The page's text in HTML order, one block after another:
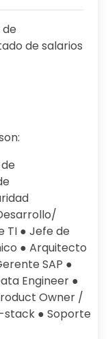
de salarios
TI ● Jefe de
● Arquitecto
SAP ●
Engineer ●
Owner /
stack ● Soporte